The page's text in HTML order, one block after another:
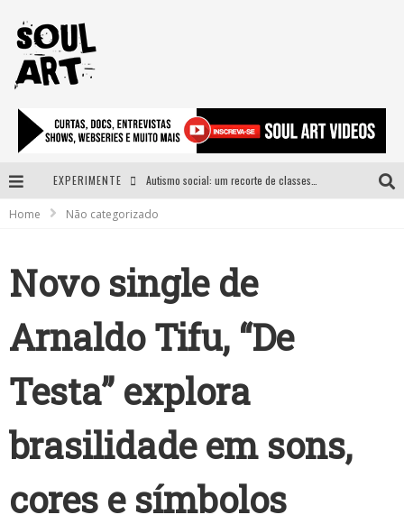
EXPERIMENTE
A subida da rampa é diferente!
Home Não categorizado
Novo single de
Arnaldo Tifu, “De
Testa” explora
brasilidade em sons,
cores e símbolos